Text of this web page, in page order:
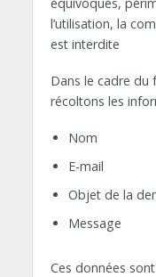
l’utilisation, la
est interdite
Dans le cadre du
récoltons les
Nom
E-mail
Objet de la
Message
Ces données